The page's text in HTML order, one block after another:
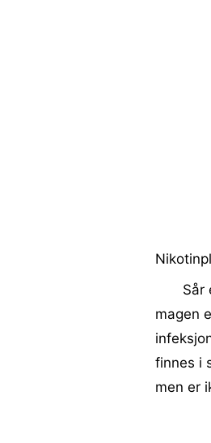
Sår
magen
finnes i
men er